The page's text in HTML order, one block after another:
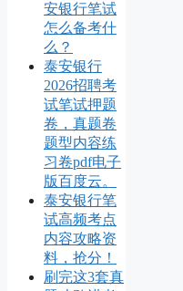
安银行笔试
怎么备考什
么？
泰安银行
2026招聘考
试笔试押题
卷，真题卷
题型内容练
习卷pdf电子
版百度云。
泰安银行笔
试高频考点
内容攻略资
料，抢分！
刷完这3套真